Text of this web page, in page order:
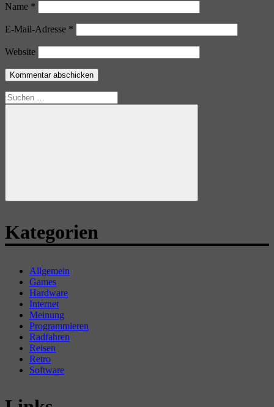
Name *
E-Mail-Adresse *
Website
Suchen
nach:
Suchen
Kategorien
Allgemein
Games
Hardware
Internet
Meinung
Programmieren
Radfahren
Reisen
Retro
Software